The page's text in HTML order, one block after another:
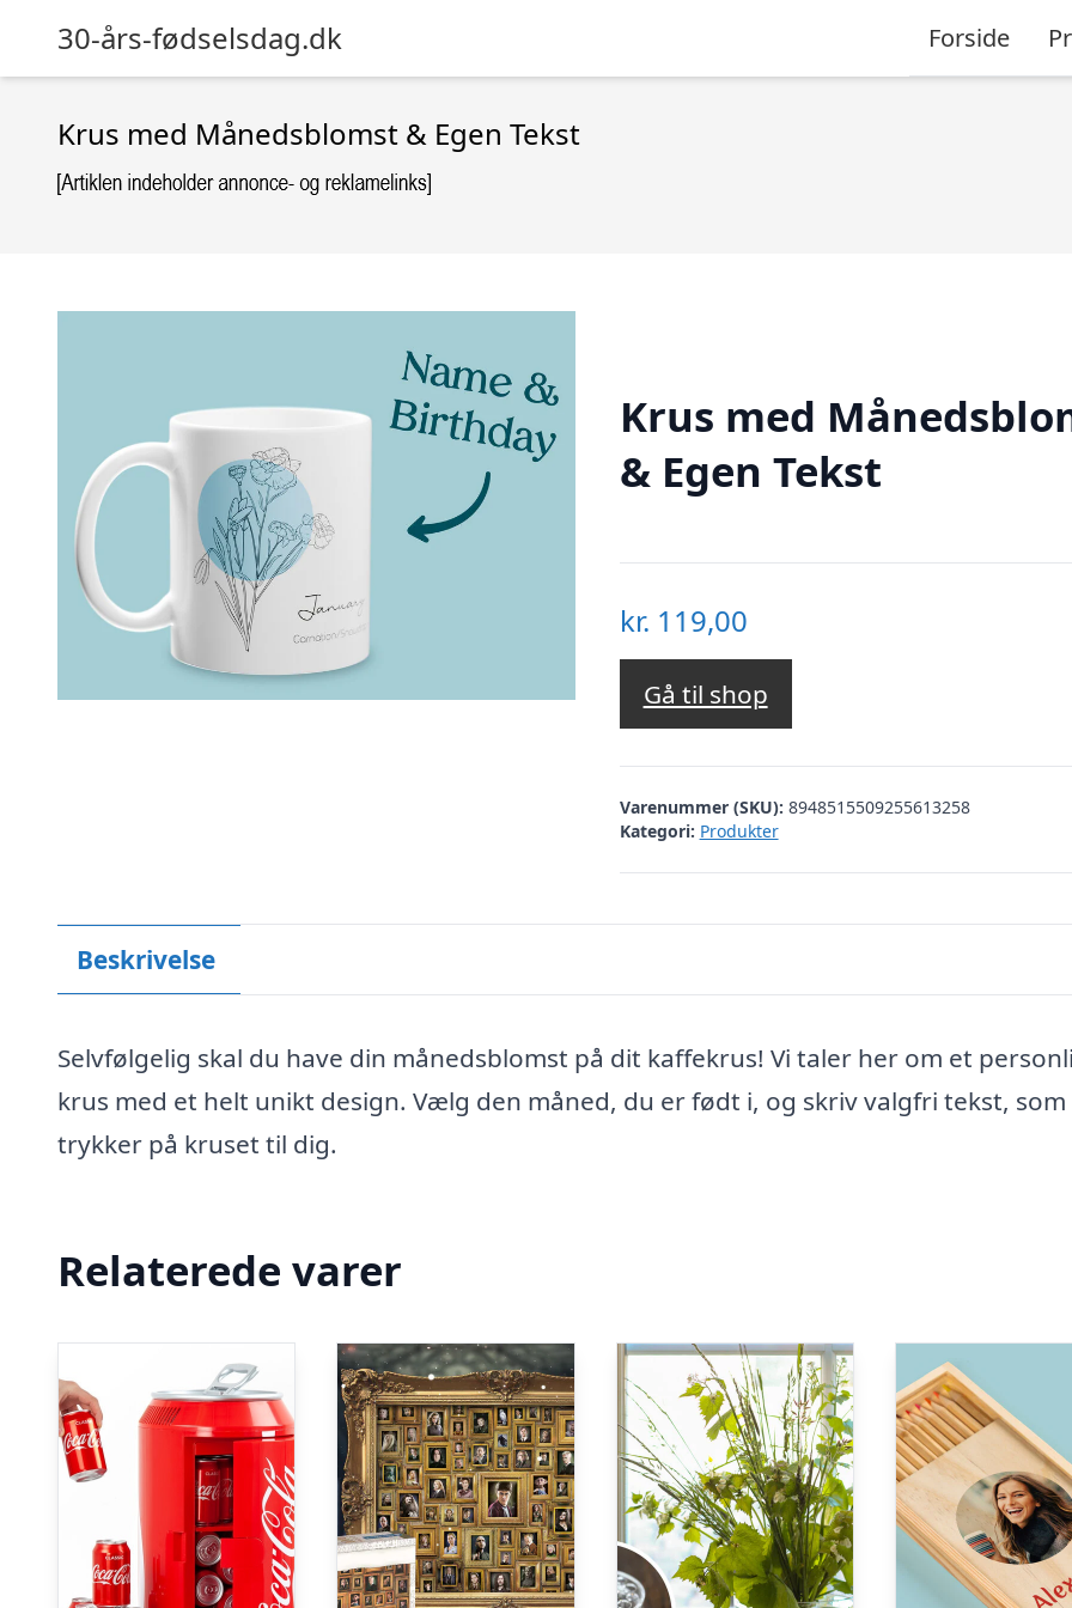
30-års-fødselsdag.dk Forside
Krus med Månedsblomst & Egen Tekst
Krus med
& Egen Tekst
kr. 119,00
Gå til shop
Varenummer (SKU): 8948515509255613258
Kategori: Produkter
Beskrivelse
Selvfølgelig skal du have din månedsblomst på dit kaffekrus! Vi taler her om et
krus med et helt unikt design. Vælg den måned, du er født i, og skriv valgfri tekst, som
trykker på kruset til dig.
Relaterede varer